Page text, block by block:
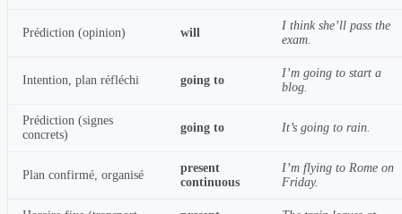
Prédiction (opinion) will
I think she’ll pass the
exam.
Intention, plan réfléchi going to
I’m going to start a
blog.
Prédiction (signes
concrets)
going to It’s going to rain.
Plan confirmé, organisé
present
continuous
I’m flying to Rome on
Friday.